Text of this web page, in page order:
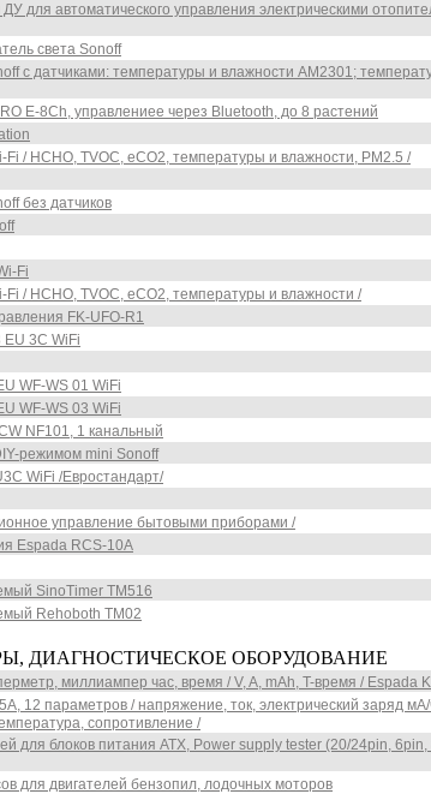
для автоматического управления электрическими
света Sonoff
с датчиками: температуры и влажности AM2301;
E-8Ch, управлениее через Bluetooth, до 8 растений
/ HCHO, TVOC, eCO2, температуры и влажности, PM2.5 /
без датчиков
Fi
/ HCHO, TVOC, eCO2, температуры и влажности /
FK-UFO-R1
3C WiFi
WF-WS 01 WiFi
WF-WS 03 WiFi
NF101, 1 канальный
режимом mini Sonoff
WiFi /Евростандарт/
управление бытовыми приборами /
Espada RCS-10A
SinoTimer TM516
Rehoboth TM02
ДИАГНОСТИЧЕСКОЕ ОБОРУДОВАНИЕ
миллиампер час, время / V, A, mAh, T-время / Espada
12 параметров / напряжение, ток, электрический заряд мА/
сопротивление /
для блоков питания ATX, Power supply tester (20/24pin, 6pin,
для двигателей бензопил, лодочных моторов